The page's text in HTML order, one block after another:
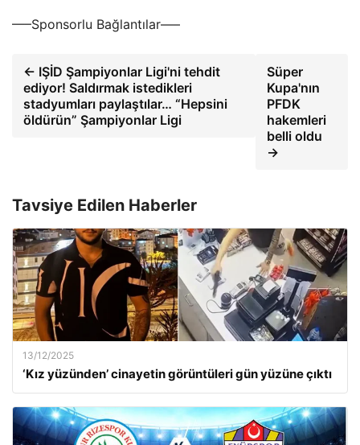
—–Sponsorlu Bağlantılar—–
← IŞİD Şampiyonlar Ligi'ni tehdit
ediyor! Saldırmak istedikleri
stadyumları paylaştılar… “Hepsini
öldürün” Şampiyonlar Ligi
Süper
Kupa'nın
PFDK
hakemleri
belli oldu
→
Tavsiye Edilen Haberler
13/12/2025
‘Kız yüzünden’ cinayetin görüntüleri gün yüzüne çıktı